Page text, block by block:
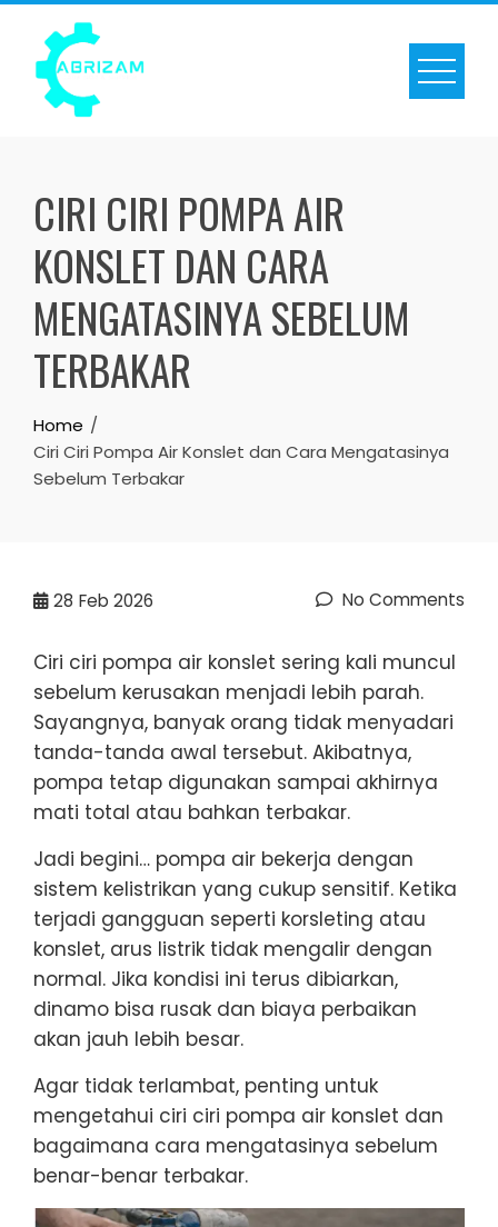
Skip
content
CIRI CIRI POMPA AIR
KONSLET DAN CARA
MENGATASINYA SEBELUM
TERBAKAR
Home
Ciri Ciri Pompa Air Konslet dan Cara Mengatasinya
Sebelum Terbakar
28 Feb 2026 No Comments
Ciri ciri pompa air konslet sering kali muncul
sebelum kerusakan menjadi lebih parah.
Sayangnya, banyak orang tidak menyadari
tanda-tanda awal tersebut. Akibatnya,
pompa tetap digunakan sampai akhirnya
mati total atau bahkan terbakar.
Jadi begini… pompa air bekerja dengan
sistem kelistrikan yang cukup sensitif. Ketika
terjadi gangguan seperti korsleting atau
konslet, arus listrik tidak mengalir dengan
normal. Jika kondisi ini terus dibiarkan,
dinamo bisa rusak dan biaya perbaikan
akan jauh lebih besar.
Agar tidak terlambat, penting untuk
mengetahui ciri ciri pompa air konslet dan
bagaimana cara mengatasinya sebelum
benar-benar terbakar.